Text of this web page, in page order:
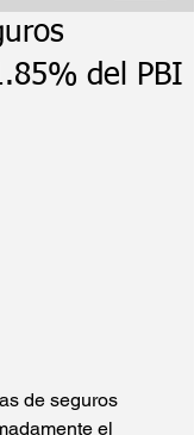
del PBI
de seguros
el